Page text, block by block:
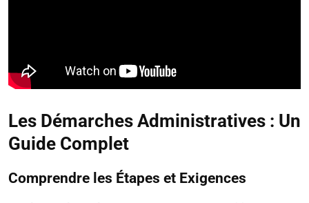
Les Démarches Administratives : Un
Guide Complet
Comprendre les Étapes et Exigences